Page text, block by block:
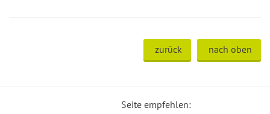
zurück nach oben
Seite empfehlen: